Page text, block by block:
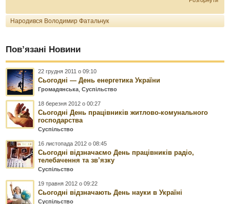
Народився Володимир Фатальчук
Пов’язані Новини
22 грудня 2011 о 09:10
Сьогодні — День енергетика України
Громадянська ,Суспільство
18 березня 2012 о 00:27
Сьогодні День працівників житлово-комунального
господарства
Суспільство
16 листопада 2012 о 08:45
Сьогодні відзначаємо День працівників радіо,
телебачення та зв’язку
Суспільство
19 травня 2012 о 09:22
Сьогодні відзначають День науки в Україні
Суспільство